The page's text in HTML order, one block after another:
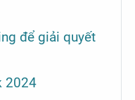
để giải quyết
2024